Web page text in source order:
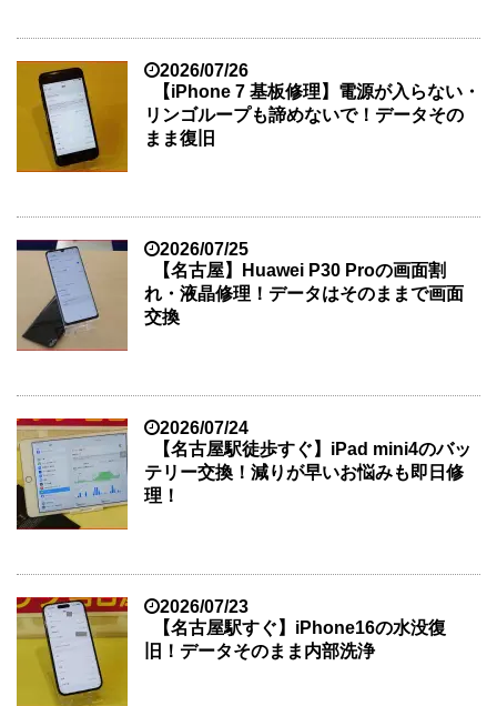
2026/07/26
【iPhone 7 基板修理】電源が入らない・
リンゴループも諦めないで！データその
まま復旧
2026/07/25
【名古屋】Huawei P30 Proの画面割
れ・液晶修理！データはそのままで画面
交換
2026/07/24
【名古屋駅徒歩すぐ】iPad mini4のバッ
テリー交換！減りが早いお悩みも即日修
理！
2026/07/23
【名古屋駅すぐ】iPhone16の水没復
旧！データそのまま内部洗浄